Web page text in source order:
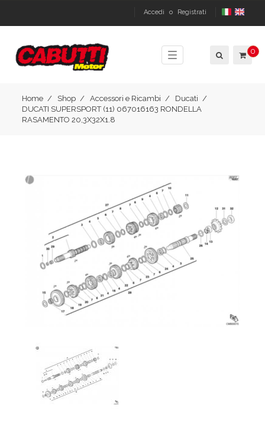
Accedi o Registrati
Toggle
navigation
0
Home Shop Accessori e Ricambi
Ducati
DUCATI SUPERSPORT (11) 067016163 RONDELLA
RASAMENTO 20,3X32X1.8